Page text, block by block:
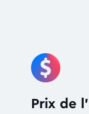
Prix de